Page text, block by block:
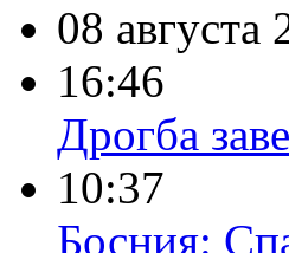
08 августа
16:46
Дрогба
10:37
Босния: